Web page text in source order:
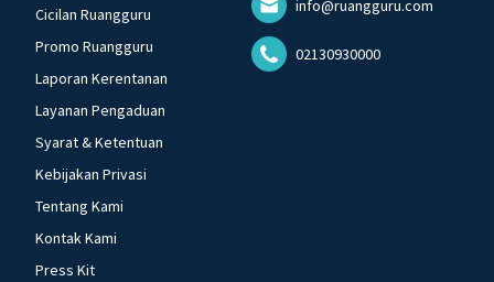
Cicilan Ruangguru
Promo Ruangguru
Laporan Kerentanan
Layanan Pengaduan
Syarat & Ketentuan
Kebijakan Privasi
Tentang Kami
Kontak Kami
Press Kit
info@ruangguru.com
02130930000